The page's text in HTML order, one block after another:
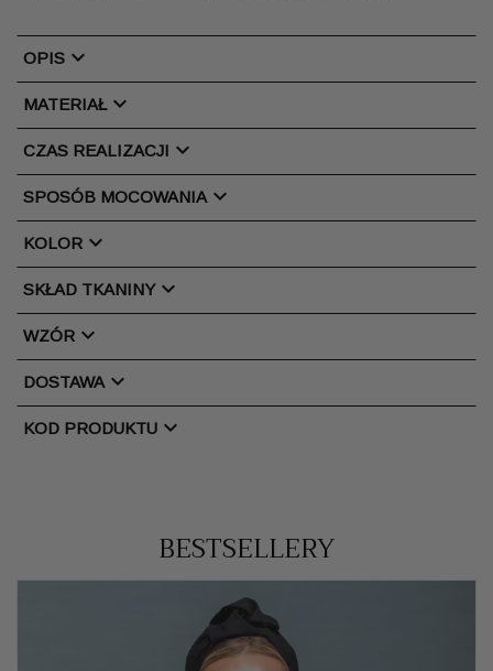
OPIS chevron_right
MATERIAŁchevron_right
CZAS REALIZACJI chevron_right
SPOSÓB MOCOWANIAchevron_right
KOLOR chevron_right
SKŁAD TKANINYchevron_right
WZÓR chevron_right
DOSTAWAchevron_right
KOD PRODUKTU chevron_right
BESTSELLERY